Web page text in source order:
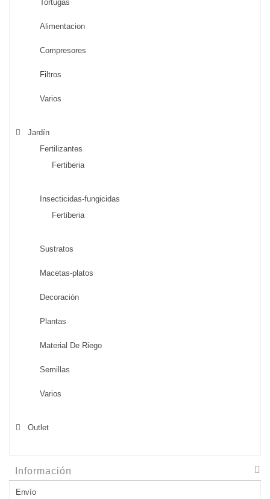
Tortugas
Alimentacion
Compresores
Filtros
Varios
Jardín
Fertilizantes
Fertiberia
Insecticidas-fungicidas
Fertiberia
Sustratos
Macetas-platos
Decoración
Plantas
Material De Riego
Semillas
Varios
Outlet
Información
Envío